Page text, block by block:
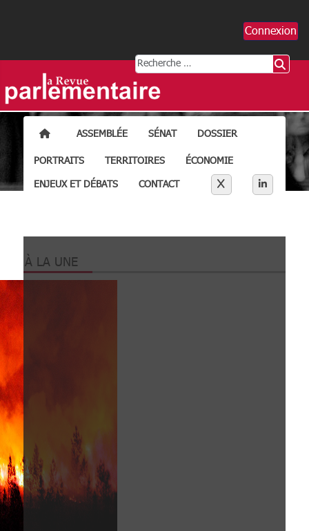
Connexion
Rechercher
ACCUEILASSEMBLÉE SÉNAT
DOSSIER
PORTRAITS
TERRITOIRES
ÉCONOMIE
ENJEUX ET DÉBATS
CONTACT Séparateur liens
À LA UNE